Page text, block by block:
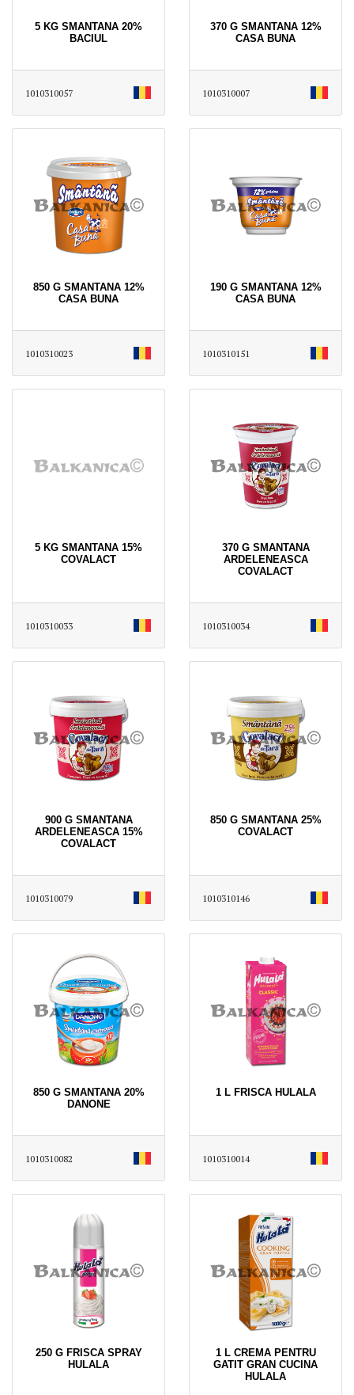
5 KG SMANTANA 20%
BACIUL
1010310057
370 G SMANTANA 12%
CASA BUNA
1010310007
850 G SMANTANA 12%
CASA BUNA
1010310023
190 G SMANTANA 12%
CASA BUNA
1010310151
5 KG SMANTANA 15%
COVALACT
1010310033
370 G SMANTANA
ARDELENEASCA
COVALACT
1010310034
900 G SMANTANA
ARDELENEASCA 15%
COVALACT
1010310079
850 G SMANTANA 25%
COVALACT
1010310146
850 G SMANTANA 20%
DANONE
1010310082
1 L FRISCA HULALA
1010310014
250 G FRISCA SPRAY
HULALA
1 L CREMA PENTRU
GATIT GRAN CUCINA
HULALA